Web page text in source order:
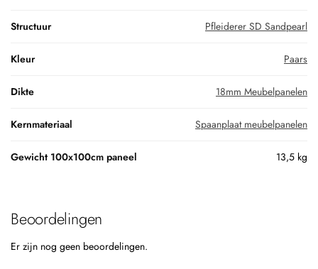
Structuur Pfleiderer SD Sandpearl
Kleur Paars
Dikte 18mm Meubelpanelen
Kernmateriaal Spaanplaat meubelpanelen
Gewicht 100x100cm paneel 13,5 kg
Beoordelingen
Er zijn nog geen beoordelingen.